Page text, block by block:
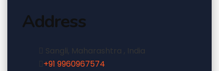
Address
Sangli, Maharashtra , India
+91 9960967574